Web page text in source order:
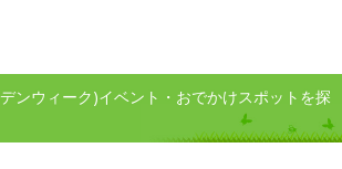
ンウィーク)イベント・おでかけスポットを探